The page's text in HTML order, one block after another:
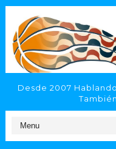
Desde 2007